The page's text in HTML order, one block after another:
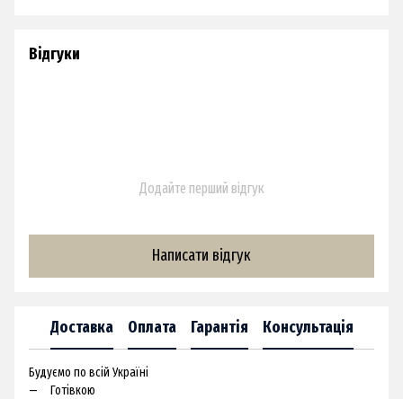
Відгуки
Додайте перший відгук
Написати відгук
Доставка Оплата Гарантія Консультація
Будуємо по всій Україні
Готівкою